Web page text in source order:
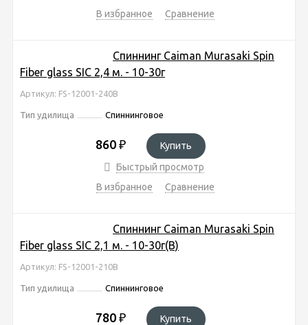
В избранное
Сравнение
Спиннинг Caiman Murasaki Spin
Fiber glass SIC 2,4 м. - 10-30г
Артикул: FS-12001-240B
Тип удилища Спиннинговое
860 ₽
Купить
Быстрый просмотр
В избранное
Сравнение
Спиннинг Caiman Murasaki Spin
Fiber glass SIC 2,1 м. - 10-30г(В)
Артикул: FS-12001-210B
Тип удилища Спиннинговое
780 ₽
Купить